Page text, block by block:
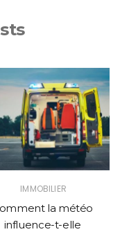
IMMOBILIER
la météo
influence-t-elle